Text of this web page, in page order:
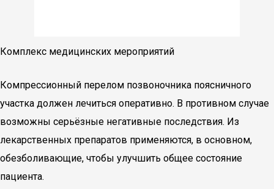
Комплекс медицинских мероприятий
Компрессионный перелом позвоночника поясничного
участка должен лечиться оперативно. В противном случае
возможны серьёзные негативные последствия. Из
лекарственных препаратов применяются, в основном,
обезболивающие, чтобы улучшить общее состояние
пациента.